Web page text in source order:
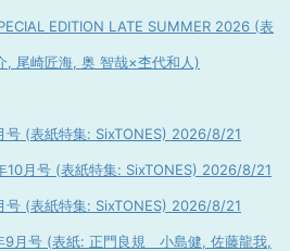
EDITION LATE SUMMER 2026 (表
, 尾崎匠海, 奥 智哉×杢代和人)
(表紙特集: SixTONES) 2026/8/21
月号 (表紙特集: SixTONES) 2026/8/21
(表紙特集: SixTONES) 2026/8/21
9月号 (表紙: 正門良規 小島健, 佐藤龍我,